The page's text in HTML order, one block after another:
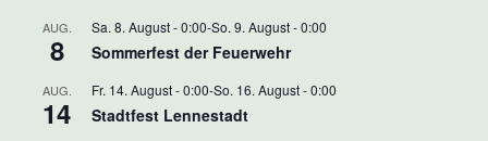
AUG.
8
Sa. 8. August - 0:00-So. 9. August - 0:00
Sommerfest der Feuerwehr
AUG.
14
Fr. 14. August - 0:00-So. 16. August - 0:00
Stadtfest Lennestadt